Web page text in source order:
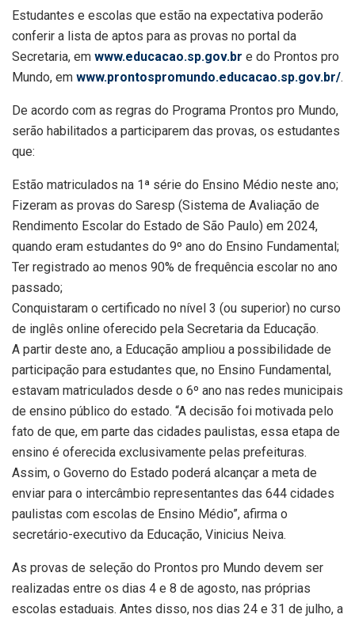
Estudantes e escolas que estão na expectativa poderão
conferir a lista de aptos para as provas no portal da
Secretaria, em www.educacao.sp.gov.br e do Prontos pro
Mundo, em www.prontospromundo.educacao.sp.gov.br/.
De acordo com as regras do Programa Prontos pro Mundo,
serão habilitados a participarem das provas, os estudantes
que:
Estão matriculados na 1ª série do Ensino Médio neste ano;
Fizeram as provas do Saresp (Sistema de Avaliação de
Rendimento Escolar do Estado de São Paulo) em 2024,
quando eram estudantes do 9º ano do Ensino Fundamental;
Ter registrado ao menos 90% de frequência escolar no ano
passado;
Conquistaram o certificado no nível 3 (ou superior) no curso
de inglês online oferecido pela Secretaria da Educação.
A partir deste ano, a Educação ampliou a possibilidade de
participação para estudantes que, no Ensino Fundamental,
estavam matriculados desde o 6º ano nas redes municipais
de ensino público do estado. “A decisão foi motivada pelo
fato de que, em parte das cidades paulistas, essa etapa de
ensino é oferecida exclusivamente pelas prefeituras.
Assim, o Governo do Estado poderá alcançar a meta de
enviar para o intercâmbio representantes das 644 cidades
paulistas com escolas de Ensino Médio”, afirma o
secretário-executivo da Educação, Vinicius Neiva.
As provas de seleção do Prontos pro Mundo devem ser
realizadas entre os dias 4 e 8 de agosto, nas próprias
escolas estaduais. Antes disso, nos dias 24 e 31 de julho, a